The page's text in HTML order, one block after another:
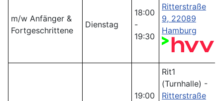
m/w Anfänger &
Fortgeschrittene
Dienstag
18:00
-
19:30
Ritterstraße
9, 22089
Hamburg
19:00
Rit1
(Turnhalle) -
Ritterstraße